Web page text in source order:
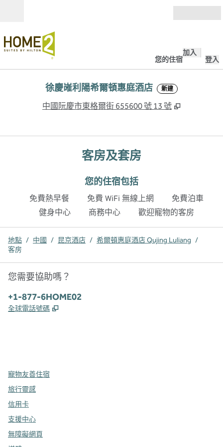
您的住宿
加入
登入
徐慶嶉利陽希爾頓惠庭酒店 新建
中國阮慶市東格爾街 655600 號 13 號 ,
客房及套房
您的住宿包括
免費熱早餐 免費 WiFi 無線上網
免費泊車
健身中心
商務中心 歡迎寵物的客房
地點 / 中國 / 昆京酒店 / 希爾頓惠庭酒店 Qujing Luliang /
客房
您需要協助嗎？
電話：
+1-877-6HOME02
全球電話號碼 ,
寵物友善住宿
旅行靈感
信用卡
支援中心
無障礙網頁